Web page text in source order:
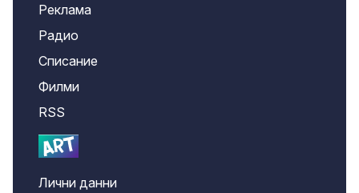
Реклама
Радио
Списание
Филми
RSS
Лични данни